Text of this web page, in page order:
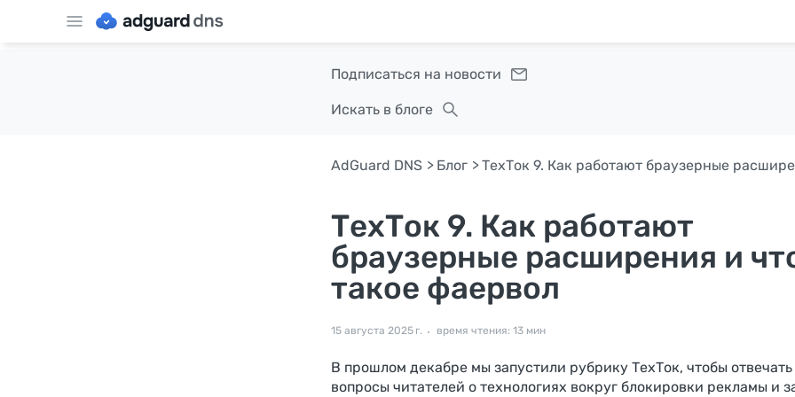
Подписаться на новости
Искать в блоге
AdGuard DNS Блог
ТехТок 9. Как работают
браузерные расширения и
такое фаервол
15 августа 2025 г. время чтения: 13 мин
В прошлом декабре мы запустили рубрику ТехТок, чтобы отвечать
вопросы читателей о технологиях вокруг блокировки рекламы и